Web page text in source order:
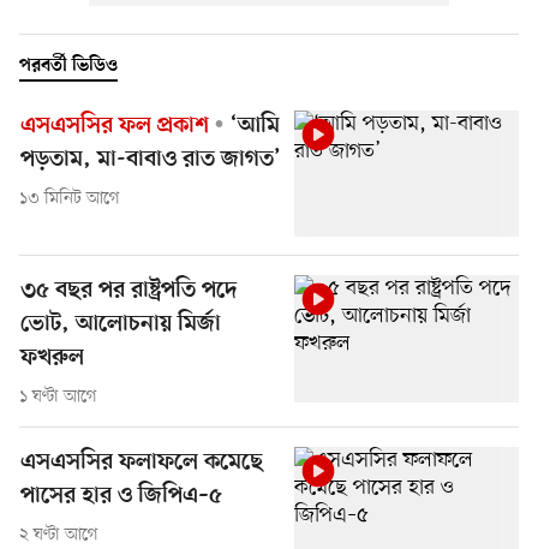
পরবর্তী ভিডিও
এসএসসির ফল প্রকাশ
‘আমি
পড়তাম, মা-বাবাও রাত জাগত’
১৩ মিনিট আগে
৩৫ বছর পর রাষ্ট্রপতি পদে
ভোট, আলোচনায় মির্জা
ফখরুল
১ ঘণ্টা আগে
এসএসসির ফলাফলে কমেছে
পাসের হার ও জিপিএ–৫
২ ঘণ্টা আগে